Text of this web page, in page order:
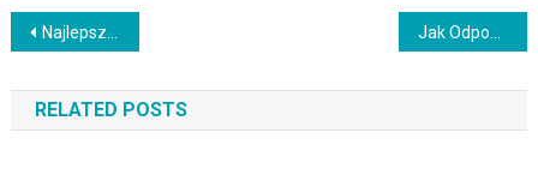
Nawigacja
wpisu
Najlepsze przepisy na zupy: rozgrzewające i sycące dania na każdą porę roku
RELATED POSTS